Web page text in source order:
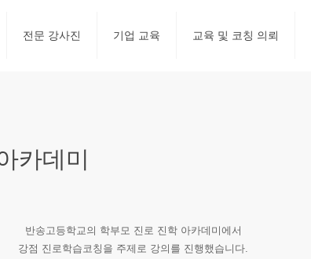
전문 강사진 기업 교육 교육 및 코칭 의뢰
카데미
반송고등학교의 학부모 진로 진학 아카데미에서
강점 진로학습코칭을 주제로 강의를 진행했습니다.